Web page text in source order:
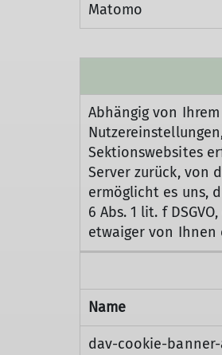
Matomo
Abhängig von
Sektionswebsites
Server zurück, von
ermöglicht es uns,
6 Abs. 1 lit. f
etwaiger von Ihnen
Name
dav-cookie-